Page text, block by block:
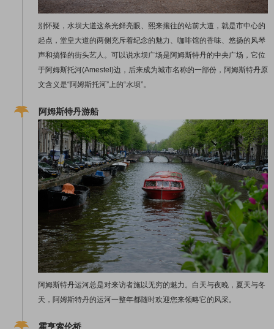
别怀疑，水坝大道这条光鲜亮眼、熙来攘往的站前大道，就是市中心的
起点，堂皇大道的两侧充斥着纪念的魅力、咖啡馆的香味、悠扬的风琴
声和搞怪的街头艺人。可以说水坝广场是阿姆斯特丹的中央广场，它位
于阿姆斯托河(Amestel)边，后来成为城市名称的一部份，阿姆斯特丹原
文含义是“阿姆斯托河”上的“水坝”。
阿姆斯特丹游船
阿姆斯特丹运河总是对来访者施以无穷的魅力。白天与夜晚，夏天与冬
天，阿姆斯特丹的运河一整年都随时欢迎您来领略它的风采。
霍亨索伦桥